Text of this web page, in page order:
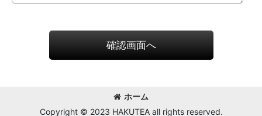
確認画面へ
ホーム
Copyright © 2023 HAKUTEA all rights reserved.